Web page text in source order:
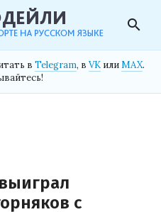
search
в Telegram, в VK илиMAX.
с